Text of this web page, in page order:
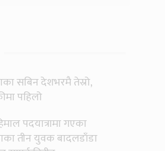
सबिन देशभरमै तेस्रो,
पहिलो
पदयात्रामा गएका
तीन युवक बादलडाँडा